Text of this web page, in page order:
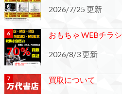
2026/7/25 更新
おもちゃ WEBチラシ
2026/8/3 更新
買取について